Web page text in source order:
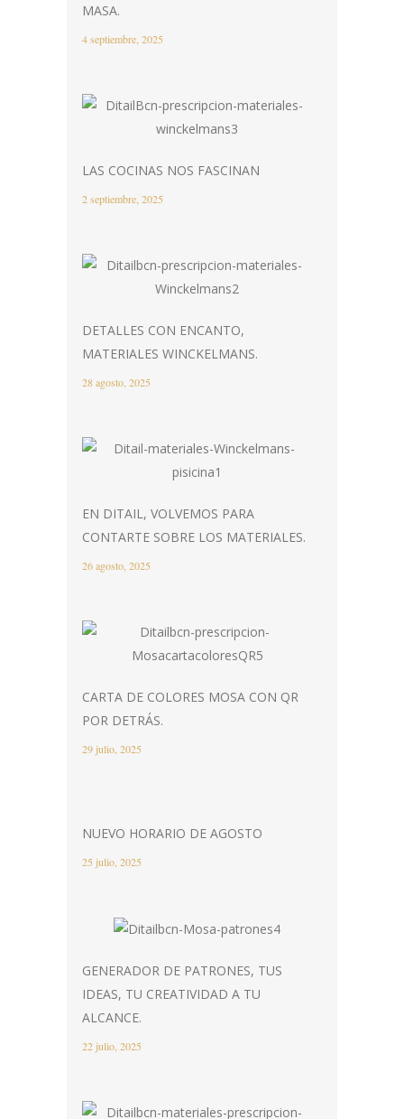
MASA.
4 septiembre, 2025
LAS COCINAS NOS FASCINAN
2 septiembre, 2025
DETALLES CON ENCANTO,
MATERIALES WINCKELMANS.
28 agosto, 2025
EN DITAIL, VOLVEMOS PARA
CONTARTE SOBRE LOS MATERIALES.
26 agosto, 2025
CARTA DE COLORES MOSA CON QR
POR DETRÁS.
29 julio, 2025
NUEVO HORARIO DE AGOSTO
25 julio, 2025
GENERADOR DE PATRONES, TUS
IDEAS, TU CREATIVIDAD A TU
ALCANCE.
22 julio, 2025